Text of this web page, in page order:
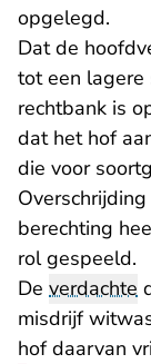
opgelegd.
Dat de
tot een lagere
rechtbank is
dat het hof
die voor
berechting
rol gespeeld.
De verdachte
misdrijf
hof daarvan